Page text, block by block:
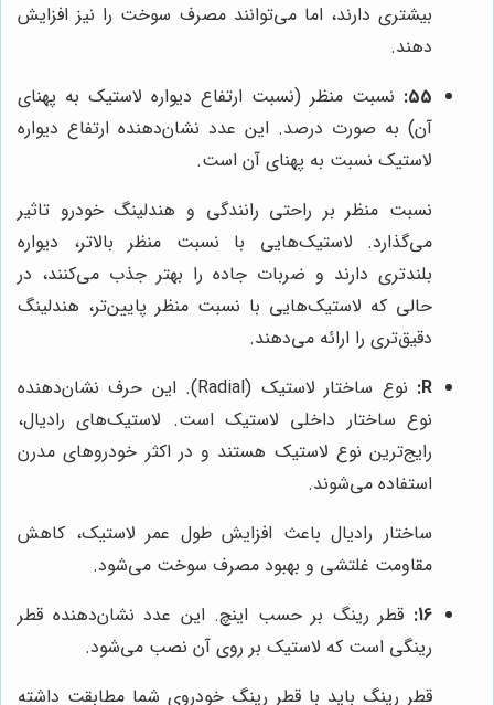
بیشتری دارند، اما می‌توانند مصرف سوخت را نیز افزایش
دهند.
55: نسبت منظر (نسبت ارتفاع دیواره لاستیک به پهنای
آن) به صورت درصد. این عدد نشان‌دهنده ارتفاع دیواره
لاستیک نسبت به پهنای آن است.
نسبت منظر بر راحتی رانندگی و هندلینگ خودرو تاثیر
می‌گذارد. لاستیک‌هایی با نسبت منظر بالاتر، دیواره
بلندتری دارند و ضربات جاده را بهتر جذب می‌کنند، در
حالی که لاستیک‌هایی با نسبت منظر پایین‌تر، هندلینگ
دقیق‌تری را ارائه می‌دهند.
R:
نوع ساختار لاستیک (Radial). این حرف نشان‌دهنده
نوع ساختار داخلی لاستیک است. لاستیک‌های رادیال،
رایج‌ترین نوع لاستیک هستند و در اکثر خودروهای مدرن
استفاده می‌شوند.
ساختار رادیال باعث افزایش طول عمر لاستیک، کاهش
مقاومت غلتشی و بهبود مصرف سوخت می‌شود.
16: قطر رینگ بر حسب اینچ. این عدد نشان‌دهنده قطر
رینگی است که لاستیک بر روی آن نصب می‌شود.
قطر رینگ باید با قطر رینگ خودروی شما مطابقت داشته